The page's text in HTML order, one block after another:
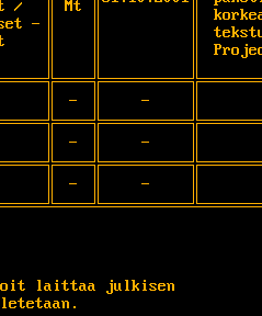
/
-
Mt
-
-
-
-
- -
voit laittaa julkisen